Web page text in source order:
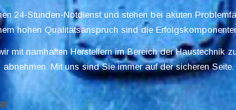
24-Stunden-Notdienst und stehen bei akuten
hohen Qualitätsanspruch sind die
mit namhaften Herstellern im Bereich der Haustechnik
Mit uns sind Sie immer auf der sicheren Seite.